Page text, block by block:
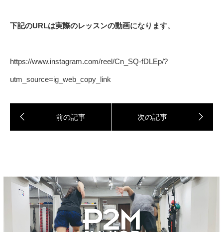
下記のURLは実際のレッスンの動画になります。
https://www.instagram.com/reel/Cn_SQ-fDLEp/?
utm_source=ig_web_copy_link